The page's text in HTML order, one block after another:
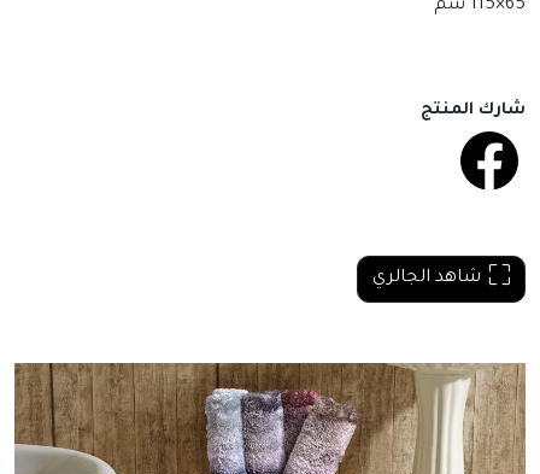
65×115 سم
شارك المنتج
شاهد الجالري